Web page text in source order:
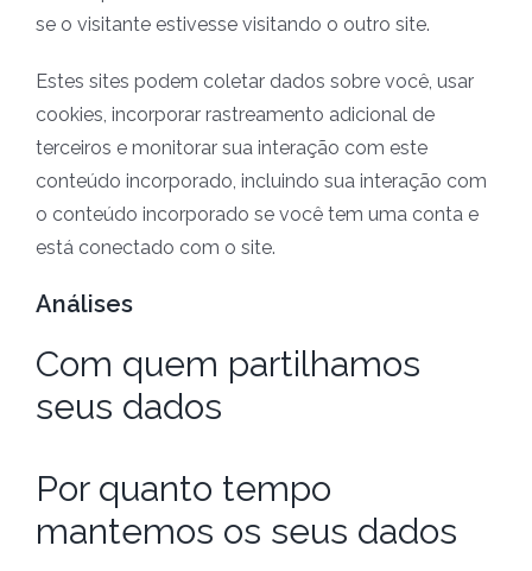
se o visitante estivesse visitando o outro site.
Estes sites podem coletar dados sobre você, usar
cookies, incorporar rastreamento adicional de
terceiros e monitorar sua interação com este
conteúdo incorporado, incluindo sua interação com
o conteúdo incorporado se você tem uma conta e
está conectado com o site.
Análises
Com quem partilhamos
seus dados
Por quanto tempo
mantemos os seus dados